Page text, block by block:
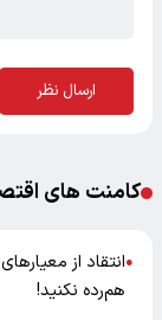
ارسال نظر
کامنت های
●انتقاد از
هم‌رده نکنید!